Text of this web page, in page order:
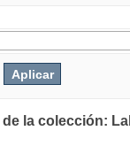
la colección: